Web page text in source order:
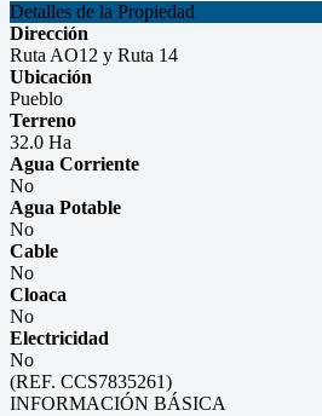
Detalles de la Propiedad
Dirección
Ruta AO12 y Ruta 14
Ubicación
Pueblo
Terreno
32.0 Ha
Agua Corriente
No
Agua Potable
No
Cable
No
Cloaca
No
Electricidad
No
(REF. CCS7835261)
INFORMACIÓN BÁSICA